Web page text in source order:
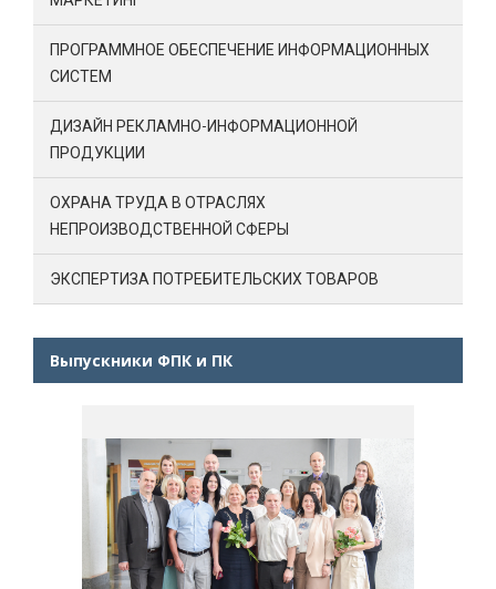
ПРОГРАММНОЕ ОБЕСПЕЧЕНИЕ ИНФОРМАЦИОННЫХ
СИСТЕМ
ДИЗАЙН РЕКЛАМНО-ИНФОРМАЦИОННОЙ
ПРОДУКЦИИ
ОХРАНА ТРУДА В ОТРАСЛЯХ
НЕПРОИЗВОДСТВЕННОЙ СФЕРЫ
ЭКСПЕРТИЗА ПОТРЕБИТЕЛЬСКИХ ТОВАРОВ
Выпускники ФПК и ПК